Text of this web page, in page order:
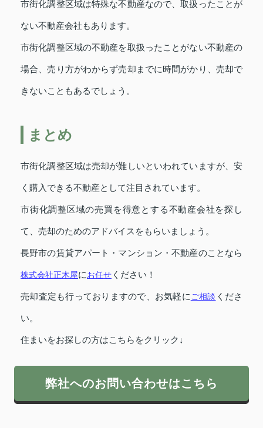
市街化調整区域は特殊な不動産なので、取扱ったことが
ない不動産会社もあります。
市街化調整区域の不動産を取扱ったことがない不動産の
場合、売り方がわからず売却までに時間がかり、売却で
きないこともあるでしょう。
まとめ
市街化調整区域は売却が難しいといわれていますが、安
く購入できる不動産として注目されています。
市街化調整区域の売買を得意とする不動産会社を探し
て、売却のためのアドバイスをもらいましょう。
長野市の賃貸アパート・マンション・不動産のことなら
株式会社正木屋にお任せ ください！
売却査定も行っておりますので、お気軽にご相談 くださ
い。
住まいをお探しの方はこちらをクリック↓
弊社へのお問い合わせはこちら